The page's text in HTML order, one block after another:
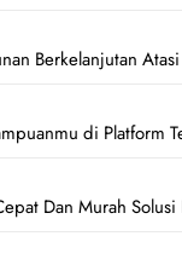
Berkelanjutan
di Platform
Dan Murah Solusi